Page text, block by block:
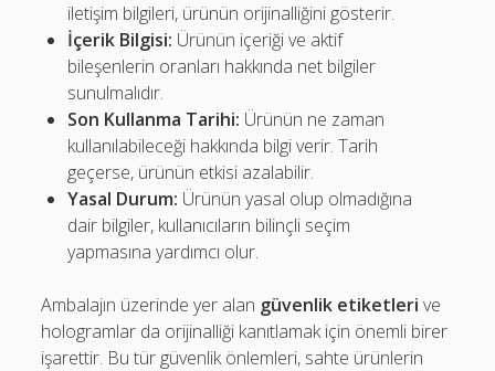
iletişim bilgileri, ürünün orijinalliğini gösterir.
İçerik Bilgisi: Ürünün içeriği ve aktif
bileşenlerin oranları hakkında net bilgiler
sunulmalıdır.
Son Kullanma Tarihi: Ürünün ne zaman
kullanılabileceği hakkında bilgi verir. Tarih
geçerse, ürünün etkisi azalabilir.
Yasal Durum: Ürünün yasal olup olmadığına
dair bilgiler, kullanıcıların bilinçli seçim
yapmasına yardımcı olur.
Ambalajın üzerinde yer alan güvenlik etiketleri ve
hologramlar da orijinalliği kanıtlamak için önemli birer
işarettir. Bu tür güvenlik önlemleri, sahte ürünlerin